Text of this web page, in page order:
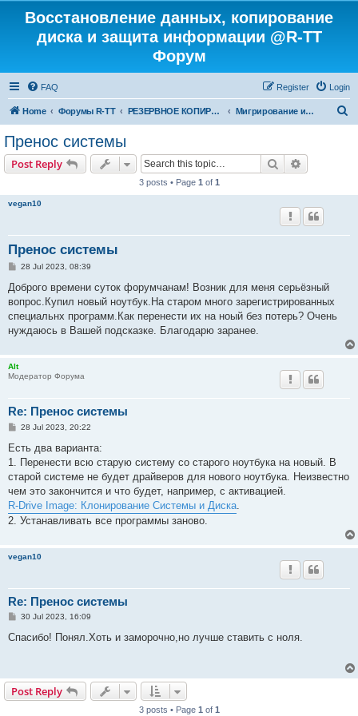
Восстановление данных, копирование
диска и защита информации @R-TT
Форум
FAQ Login
Register
Home Форумы R-TT РЕЗЕРВНОЕ КОПИРОВАНИЕ И ВОССТАНОВЛЕНИЕ СИСТЕМ Мигрирование и Клонирование Систем
Пренос системы
Post Reply Search
3 posts • Page 1 of 1
vegan10
Пренос системы
P
s
28 Jul 2023, 08:39
Доброго времени суток форумчанам! Возник для меня серьёзный
вопрос.Купил новый ноутбук.На старом много зарегистрированных
специальнх программ.Как перенести их на ноый без потерь? Очень
нуждаюсь в Вашей подсказке. Благодарю заранее.
Alt
Модератор Форума
Re: Пренос системы
P
s
28 Jul 2023, 20:22
Есть два варианта:
1. Перенести всю старую систему со старого ноутбука на новый. В
старой системе не будет драйверов для нового ноутбука. Неизвестно
чем это закончится и что будет, например, с активацией.
R-Drive Image: Клонирование Системы и Диска
2. Устанавливать все программы заново.
vegan10
Re: Пренос системы
P
s
30 Jul 2023, 16:09
Спасибо! Понял.Хоть и заморочно,но лучше ставить с ноля.
Post Reply
3 posts • Page 1 of 1